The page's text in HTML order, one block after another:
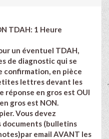
TDAH: 1 Heure
un éventuel TDAH,
de diagnostic qui se
confirmation, en pièce
lettres devant les
réponse en gros est OUI
gros est NON.
Vous devez
documents (bulletins
email AVANT les